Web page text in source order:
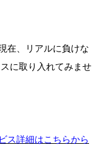
在、リアルに負けな
に取り入れてみませ
ス詳細はこちらから